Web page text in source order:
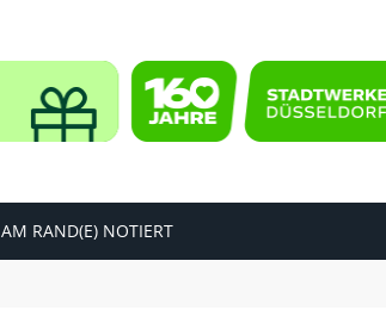
AM RAND(E) NOTIERT